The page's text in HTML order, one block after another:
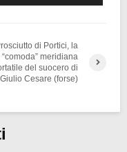
di Portici, la
“comoda” meridiana
del suocero di
Giulio Cesare (forse)